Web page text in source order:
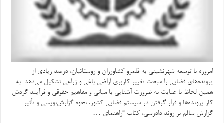
امروزه با توسعه شهرنشینی به قلمرو کشاورزان و روستائیان، درصد زیادی از
پرونده‌های قضایی را مبحث تغییر کاربری اراضی باغی و زراعی تشکیل می‌دهد. به
همین لحاظ با عنایت به ضرورت آشنایی با مبانی و مفاهیم حقوقی و فرآیند گردش
کار پرونده‌ها و قرار گرفتن در سیستم قضایی کشور، نحوه گزارش‌نویسی و تأثیر
گزارش سالم بر روند دادرسی، کتاب “راهنمای …